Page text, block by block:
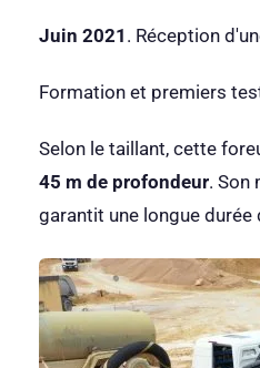
Juin 2021 . Réception
Formation et premiers
Selon le taillant, cette
45 m de profondeur. Son
garantit une longue durée